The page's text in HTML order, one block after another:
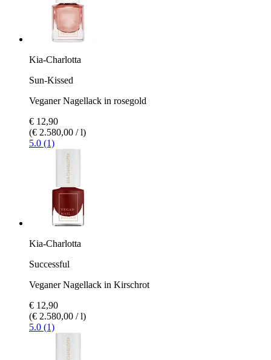
Kia-Charlotta
Sun-Kissed
Veganer Nagellack in rosegold
€ 12,90
(€ 2.580,00 / l)
5.0 (1)
Kia-Charlotta
Successful
Veganer Nagellack in Kirschrot
€ 12,90
(€ 2.580,00 / l)
5.0 (1)